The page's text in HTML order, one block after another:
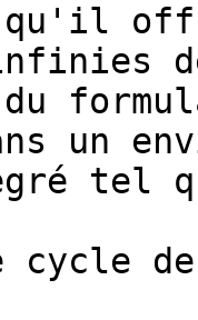
un
tel
cycle